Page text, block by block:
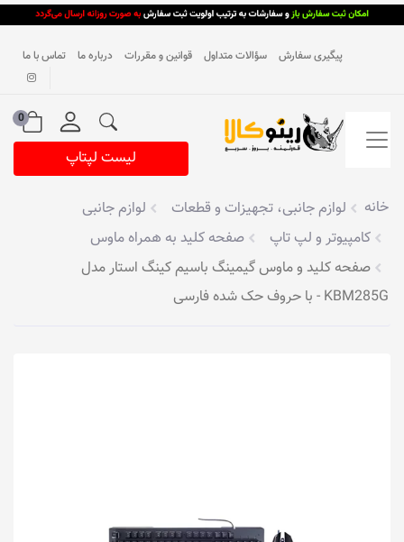
پیگیری سفارش سؤالات متداول قوانین و مقررات درباره ما تماس با ما
0
لیست لپتاپ
خانه لوازم جانبی، تجهیزات و قطعات
لوازم جانبی
کامپیوتر و لپ تاپ
صفحه کلید به همراه ماوس
صفحه کلید و ماوس گیمینگ باسیم کینگ استار مدل
KBM285G - با حروف حک شده فارسی